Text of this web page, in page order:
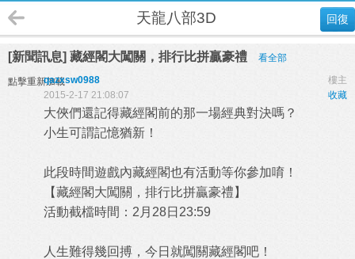
回復
天龍八部3D
[新聞訊息] 藏經閣大闖關，排行比拼贏豪禮 看全部
點擊重新加載 樓主
qazxsw0988
收藏
2015-2-17 21:08:07
大俠們還記得藏經閣前的那一場經典對決嗎？
小生可謂記憶猶新！
此段時間遊戲內藏經閣也有活動等你參加唷！
【藏經閣大闖關，排行比拼贏豪禮】
活動截檔時間：2月28日23:59
人生難得幾回搏，今日就闖關藏經閣吧！